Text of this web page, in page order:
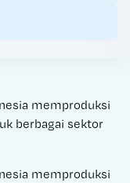
memproduksi
berbagai sektor
memproduksi